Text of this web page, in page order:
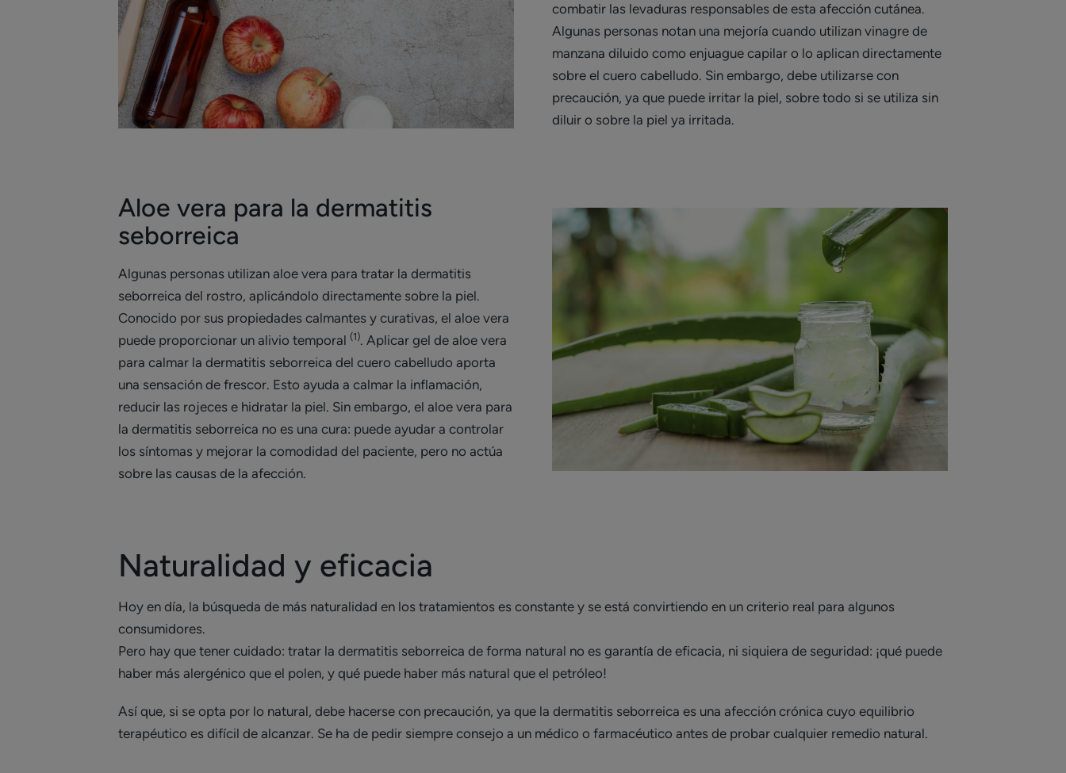
combatir las levaduras responsables de esta afección cutánea.
Algunas personas notan una mejoría cuando utilizan vinagre de
manzana diluido como enjuague capilar o lo aplican directamente
sobre el cuero cabelludo. Sin embargo, debe utilizarse con
precaución, ya que puede irritar la piel, sobre todo si se utiliza sin
diluir o sobre la piel ya irritada.
Aloe vera para la dermatitis
seborreica
Algunas personas utilizan aloe vera para tratar la dermatitis
seborreica del rostro, aplicándolo directamente sobre la piel.
Conocido por sus propiedades calmantes y curativas, el aloe vera
puede proporcionar un alivio temporal (1). Aplicar gel de aloe vera
para calmar la dermatitis seborreica del cuero cabelludo aporta
una sensación de frescor. Esto ayuda a calmar la inflamación,
reducir las rojeces e hidratar la piel. Sin embargo, el aloe vera para
la dermatitis seborreica no es una cura: puede ayudar a controlar
los síntomas y mejorar la comodidad del paciente, pero no actúa
sobre las causas de la afección.
Naturalidad y eficacia
Hoy en día, la búsqueda de más naturalidad en los tratamientos es constante y se está convirtiendo en un criterio real para algunos
consumidores.
Pero hay que tener cuidado: tratar la dermatitis seborreica de forma natural no es garantía de eficacia, ni siquiera de seguridad: ¡qué puede
haber más alergénico que el polen, y qué puede haber más natural que el petróleo!
Así que, si se opta por lo natural, debe hacerse con precaución, ya que la dermatitis seborreica es una afección crónica cuyo equilibrio
terapéutico es difícil de alcanzar. Se ha de pedir siempre consejo a un médico o farmacéutico antes de probar cualquier remedio natural.